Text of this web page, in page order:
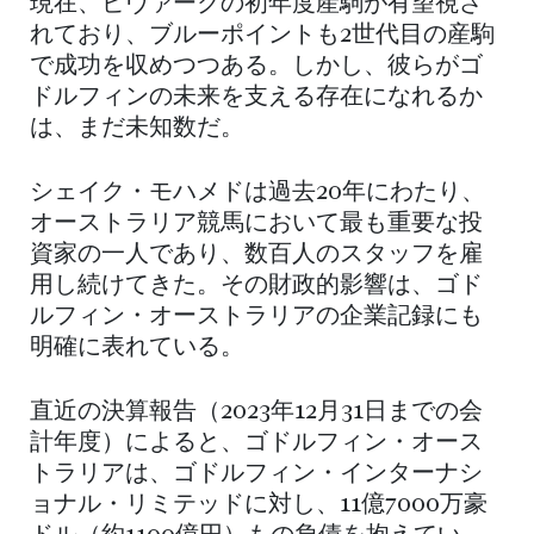
現在、ビヴァークの初年度産駒が有望視さ
れており、ブルーポイントも2世代目の産駒
で成功を収めつつある。しかし、彼らがゴ
ドルフィンの未来を支える存在になれるか
は、まだ未知数だ。
シェイク・モハメドは過去20年にわたり、
オーストラリア競馬において最も重要な投
資家の一人であり、数百人のスタッフを雇
用し続けてきた。その財政的影響は、ゴド
ルフィン・オーストラリアの企業記録にも
明確に表れている。
直近の決算報告（2023年12月31日までの会
計年度）によると、ゴドルフィン・オース
トラリアは、ゴドルフィン・インターナシ
ョナル・リミテッドに対し、11億7000万豪